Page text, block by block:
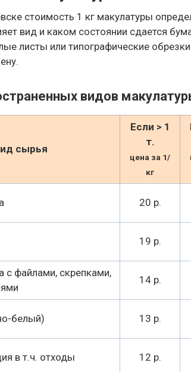
стоимость 1 кг макулатуры
вид и каком состоянии сдается
листы или типографические
видов
сырья
Если > 1
т.
цена за 1/
кг
20 р.
19 р.
с файлами, скрепками,
14 р.
белый) 13 р.
в т.ч. отходы 12 р.